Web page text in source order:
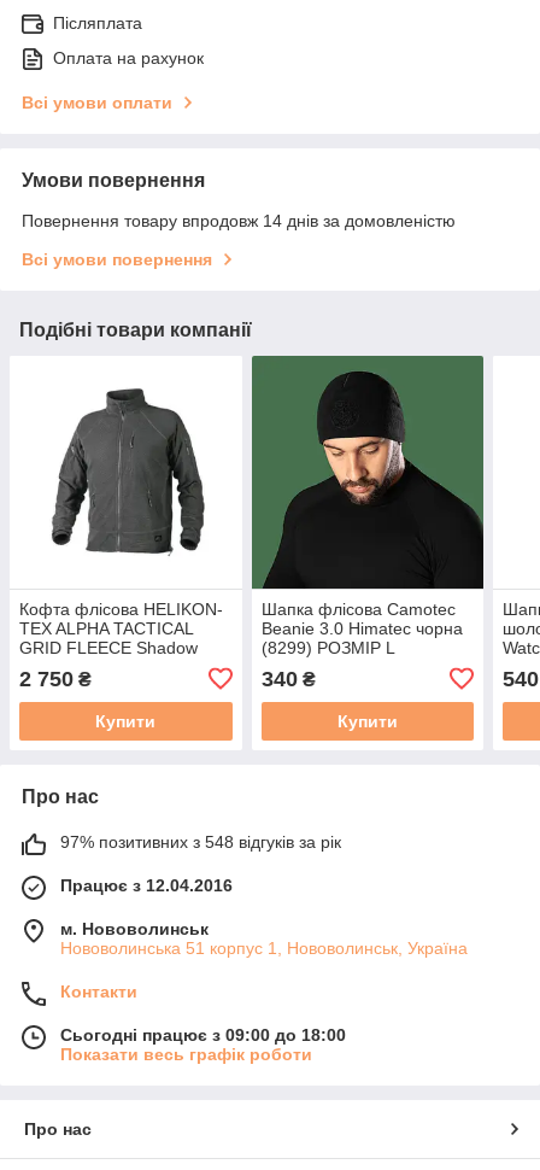
Післяплата
Оплата на рахунок
Всі умови оплати
Умови повернення
Повернення товару впродовж 14 днів за домовленістю
Всі умови повернення
Подібні товари компанії
Кофта флісова HELIKON-
TEX ALPHA TACTICAL
GRID FLEECE Shadow
РОЗМІР 3XL/regular
2 750 ₴
Купити
Шапка флісова Camotec
Beanie 3.0 Himatec чорна
(8299) РОЗМІР L
340₴
Купити
540
Про нас
97% позитивних з 548 відгуків за рік
Працює з 12.04.2016
м. Нововолинськ
Нововолинська 51 корпус 1, Нововолинськ, Україна
Контакти
Сьогодні працює з 09:00 до 18:00
Показати весь графік роботи
Про нас